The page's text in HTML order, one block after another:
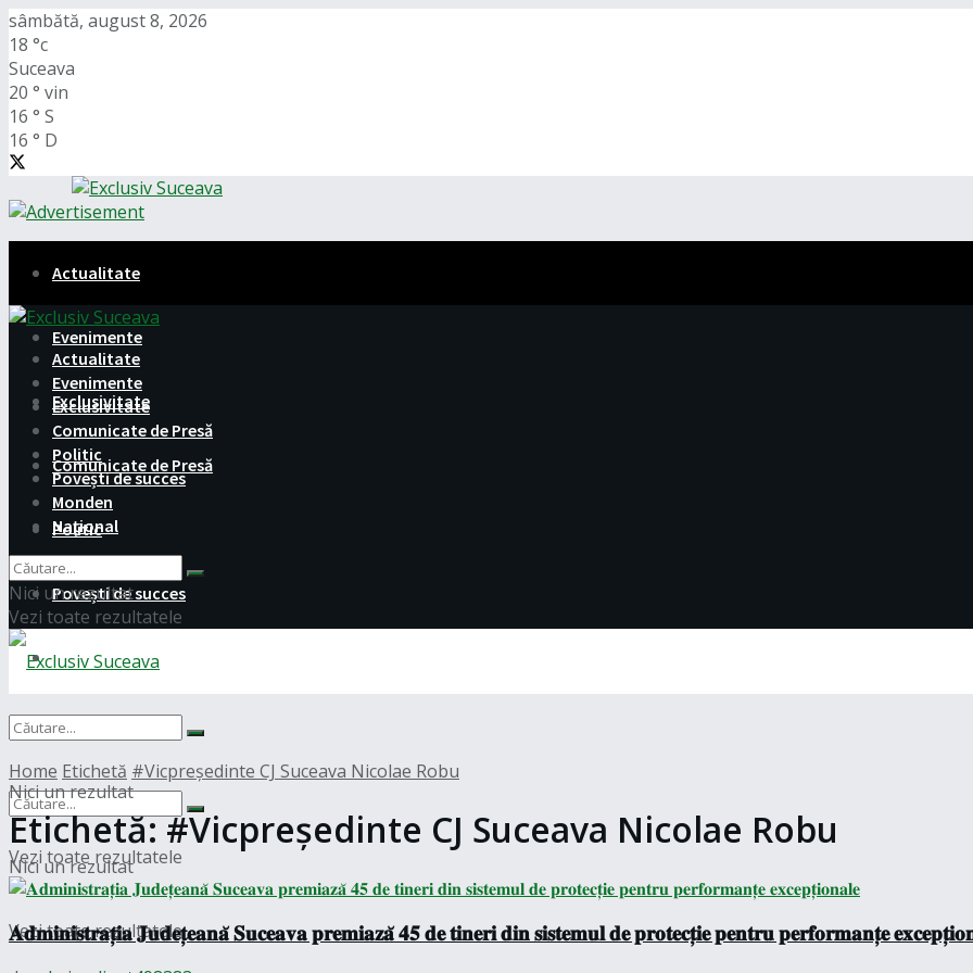
sâmbătă, august 8, 2026
18 °c
Suceava
20 ° vin
16 ° S
16 ° D
Actualitate
Evenimente
Exclusivitate
Comunicate de Presă
Politic
Povești de succes
Monden
Național
Nici un rezultat
Vezi toate rezultatele
Actualitate
Evenimente
Exclusivitate
Comunicate de Presă
Politic
Povești de succes
Monden
Național
Nici un rezultat
Vezi toate rezultatele
Nici un rezultat
Vezi toate rezultatele
Home Etichetă #Vicpreședinte CJ Suceava Nicolae Robu
Etichetă:#Vicpreședinte CJ Suceava Nicolae Robu
𝐀𝐝𝐦𝐢𝐧𝐢𝐬𝐭𝐫𝐚𝐭̦𝐢𝐚 𝐉𝐮𝐝𝐞𝐭̦𝐞𝐚𝐧𝐚̆ 𝐒𝐮𝐜𝐞𝐚𝐯𝐚 𝐩𝐫𝐞𝐦𝐢𝐚𝐳𝐚̆ 𝟒𝟓 𝐝𝐞 𝐭𝐢𝐧𝐞𝐫𝐢 𝐝𝐢𝐧 𝐬𝐢𝐬𝐭𝐞𝐦𝐮𝐥 𝐝𝐞 𝐩𝐫𝐨𝐭𝐞𝐜𝐭̦𝐢𝐞 𝐩𝐞𝐧𝐭𝐫𝐮 𝐩𝐞𝐫𝐟𝐨𝐫𝐦𝐚𝐧𝐭̦𝐞